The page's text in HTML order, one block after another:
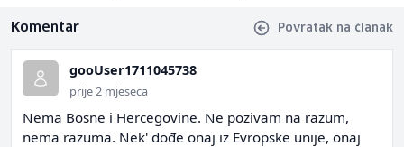
Komentar Povratak na članak
gooUser1711045738
prije 2 mjeseca
Nema Bosne i Hercegovine. Ne pozivam na razum,
nema razuma. Nek' dođe onaj iz Evropske unije, onaj